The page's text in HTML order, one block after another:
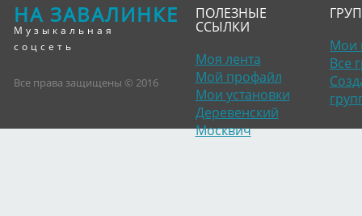
НА ЗАВАЛИНКЕ
Музыкальная
соцсеть
Все права защищены © 2016
ПОЛЕЗНЫЕ
ССЫЛКИ
Моя лента
Мой профайл
Мои установки
Деревенский
Москвич
Мои
Все